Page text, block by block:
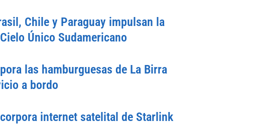
Chile y Paraguay impulsan la
Único Sudamericano
las hamburguesas de La Birra
a bordo
internet satelital de Starlink